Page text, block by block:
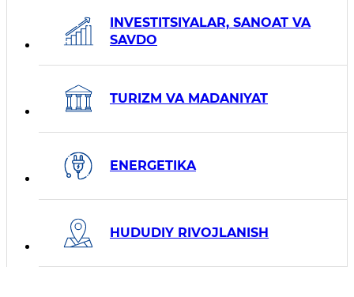
INVESTITSIYALAR, SANOAT VA
SAVDO
TURIZM VA MADANIYAT
ENERGETIKA
HUDUDIY RIVOJLANISH